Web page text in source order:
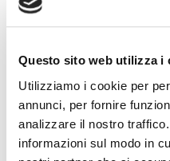
Questo sito web utilizza i
Utilizziamo i cookie per
annunci, per fornire
analizzare il nostro
informazioni sul modo in
Sicilia
##fiaiptrapani #Corso